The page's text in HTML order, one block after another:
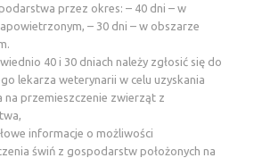
przez okres: – 40 dni – w
– 30 dni – w obszarze
40 i 30 dniach należy zgłosić się do
lekarza weterynarii w celu uzyskania
na przemieszczenie zwierząt z
informacje o możliwości
świń z gospodarstw położonych na